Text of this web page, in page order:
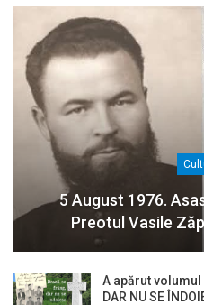
5 August 1976.
Preotul Vasile
A apărut volumul
DAR NU SE